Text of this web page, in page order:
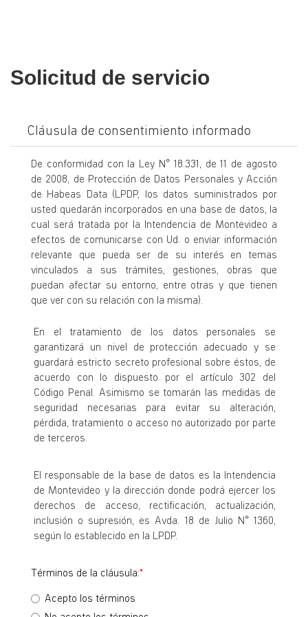
Solicitud de servicio
Cláusula de consentimiento informado
De conformidad con la Ley N° 18.331, de 11 de agosto
de 2008, de Protección de Datos Personales y Acción
de Habeas Data (LPDP, los datos suministrados por
usted quedarán incorporados en una base de datos, la
cual será tratada por la Intendencia de Montevideo a
efectos de comunicarse con Ud. o enviar información
relevante que pueda ser de su interés en temas
vinculados a sus trámites, gestiones, obras que
puedan afectar su entorno, entre otras y que tienen
que ver con su relación con la misma).
En el tratamiento de los datos personales se
garantizará un nivel de protección adecuado y se
guardará estricto secreto profesional sobre éstos, de
acuerdo con lo dispuesto por el artículo 302 del
Código Penal. Asimismo se tomarán las medidas de
seguridad necesarias para evitar su alteración,
pérdida, tratamiento o acceso no autorizado por parte
de terceros.
El responsable de la base de datos es la Intendencia
de Montevideo y la dirección donde podrá ejercer los
derechos de acceso, rectificación, actualización,
inclusión o supresión, es Avda. 18 de Julio N° 1360,
según lo establecido en la LPDP.
Términos de la cláusula:
Acepto los términos